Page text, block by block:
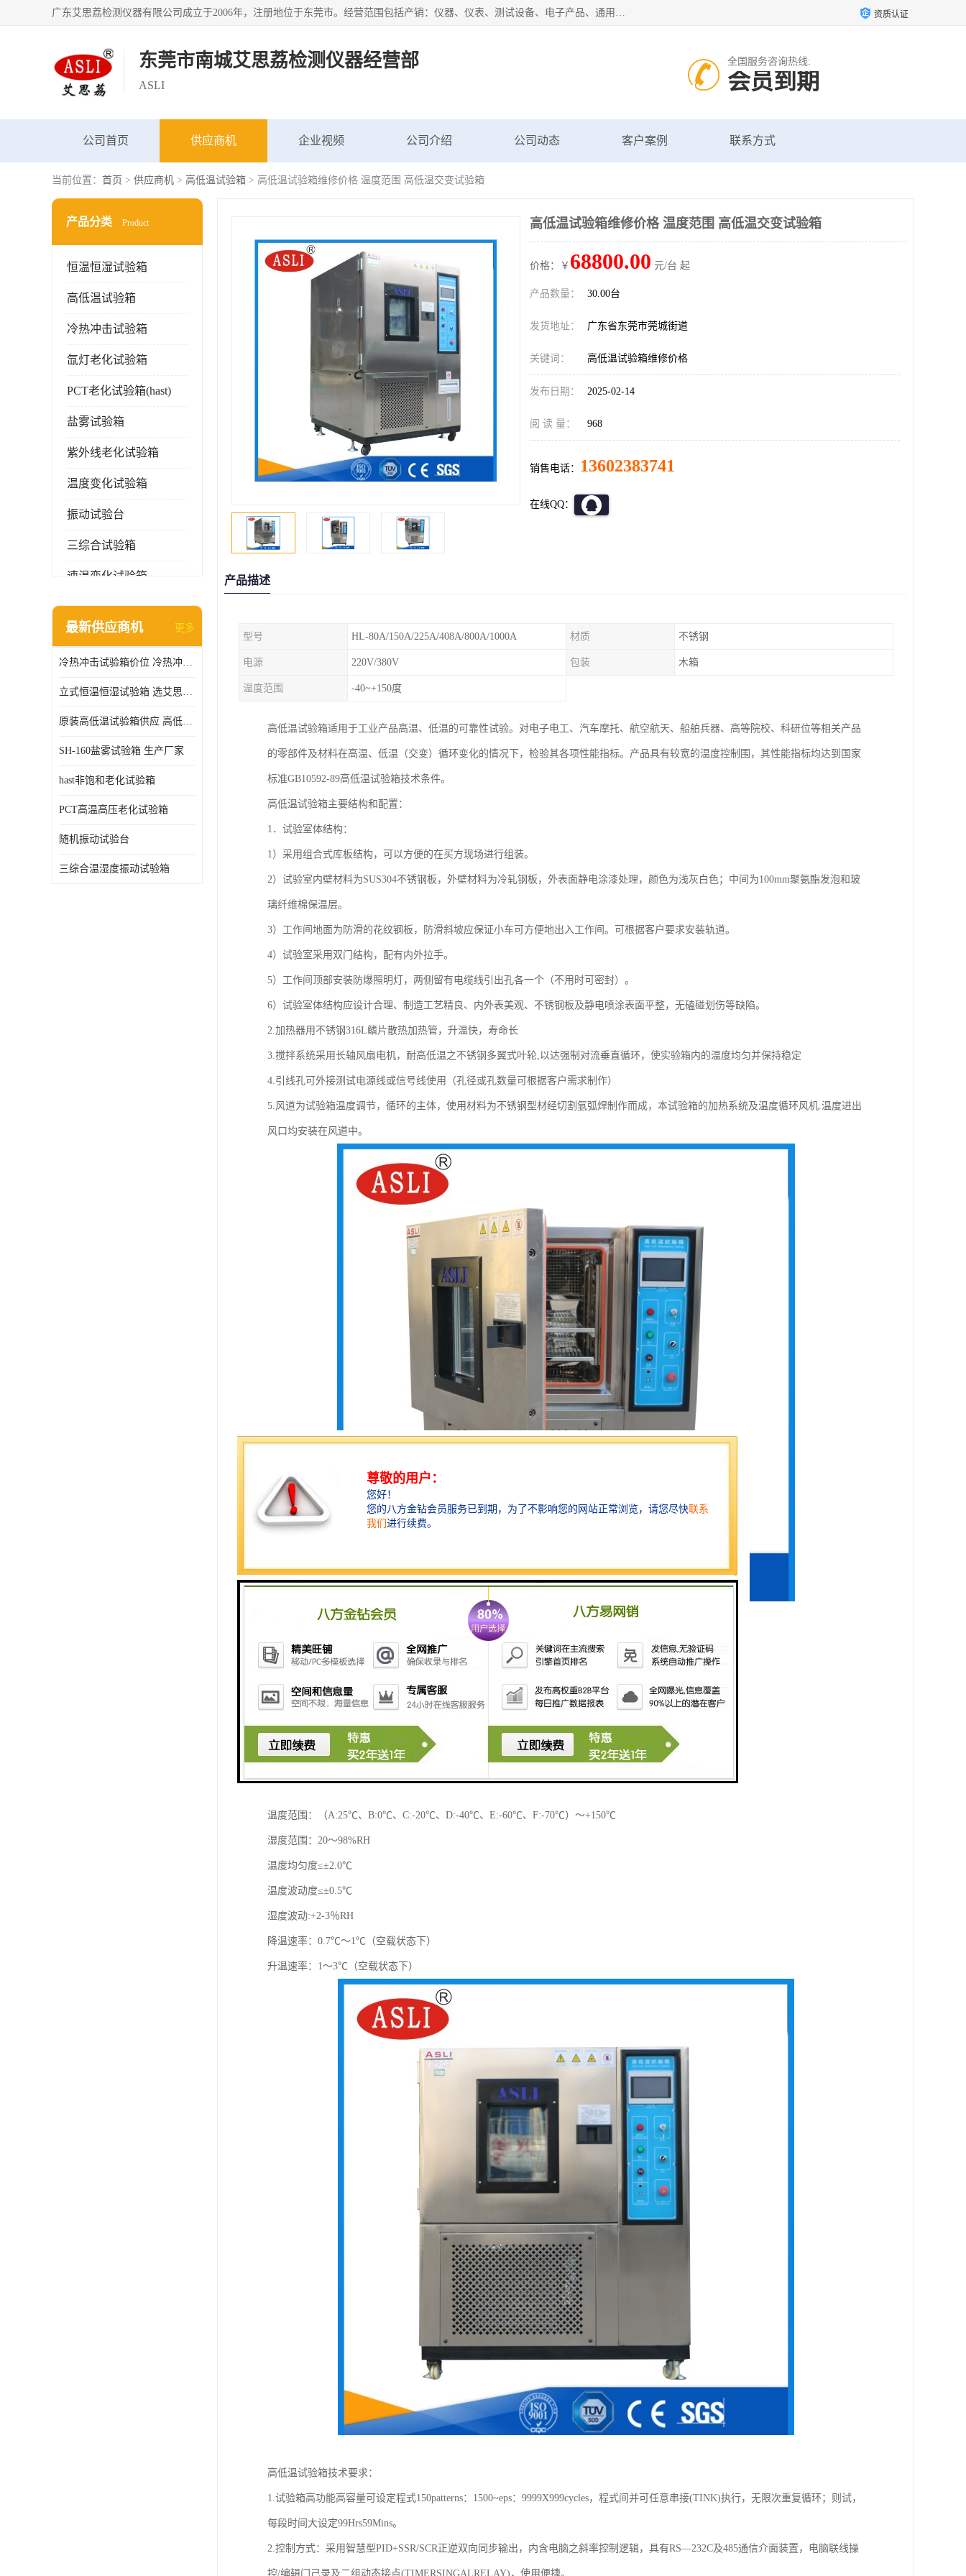
广东艾思荔检测仪器有限公司成立于2006年，注册地位于东莞市。经营范围包括产销：仪器、仪表、测试设备、电子产品、通用机械设；主要产品有： 恒温恒湿试验箱,冷热冲击试验箱,高低温试验箱,速温变化试验箱,高压加速老化试验箱,三综合试验箱,振动试验台等产品，欢迎选购。 资质认证
东莞市南城艾思荔检测仪器经营部
ASLI
全国服务咨询热线:
会员到期
公司首页 供应商机 企业视频 公司介绍 公司动态 客户案例 联系方式
当前位置： 首页 > 供应商机 > 高低温试验箱 > 高低温试验箱维修价格 温度范围 高低温交变试验箱
产品分类 Product
恒温恒湿试验箱
高低温试验箱
冷热冲击试验箱
氙灯老化试验箱
PCT老化试验箱(hast)
盐雾试验箱
紫外线老化试验箱
温度变化试验箱
振动试验台
三综合试验箱
速温变化试验箱
淋雨试验箱(沙尘)
高压加速老化试验箱
最新供应商机 更多
冷热冲击试验箱价位 冷热冲击试验设备 非标定制
立式恒温恒湿试验箱 选艾思荔厂家
原装高低温试验箱供应 高低温交变湿热试验箱
SH-160盐雾试验箱 生产厂家
hast非饱和老化试验箱
PCT高温高压老化试验箱
随机振动试验台
三综合温湿度振动试验箱
高低温试验箱维修价格 温度范围 高低温交变试验箱
价格：￥ 68800.00 元/台 起
产品数量： 30.00台
发货地址： 广东省东莞市莞城街道
关键词： 高低温试验箱维修价格
发布日期： 2025-02-14
阅 读 量： 968
销售电话： 13602383741
在线QQ：
产品描述
型号 HL-80A/150A/225A/408A/800A/1000A 材质 不锈钢
电源 220V/380V 包装 木箱
温度范围 -40~+150度
高低温试验箱适用于工业产品高温、低温的可靠性试验。对电子电工、汽车摩托、航空航天、船舶兵器、高等院校、科研位等相关产品
的零部件及材料在高温、低温（交变）循环变化的情况下，检验其各项性能指标。产品具有较宽的温度控制围，其性能指标均达到国家
标准GB10592-89高低温试验箱技术条件。
高低温试验箱主要结构和配置：
1．试验室体结构：
1）采用组合式库板结构，可以方便的在买方现场进行组装。
2）试验室内壁材料为SUS304不锈钢板，外壁材料为冷轧钢板，外表面静电涂漆处理，颜色为浅灰白色；中间为100mm聚氨酯发泡和玻
璃纤维棉保温层。
3）工作间地面为防滑的花纹钢板，防滑斜坡应保证小车可方便地出入工作间。可根据客户要求安装轨道。
4）试验室采用双门结构，配有内外拉手。
5）工作间顶部安装防爆照明灯，两侧留有电缆线引出孔各一个（不用时可密封）。
6）试验室体结构应设计合理、制造工艺精良、内外表美观、不锈钢板及静电喷涂表面平整，无磕碰划伤等缺陷。
2.加热器用不锈钢316L鳍片散热加热管，升温快，寿命长
3.搅拌系统采用长轴风扇电机，耐高低温之不锈钢多翼式叶轮,以达强制对流垂直循环，使实验箱内的温度均匀并保持稳定
4.引线孔可外接测试电源线或信号线使用（孔径或孔数量可根据客户需求制作）
5.风道为试验箱温度调节，循环的主体，使用材料为不锈钢型材经切割氩弧焊制作而成，本试验箱的加热系统及温度循环风机.温度进出
风口均安装在风道中。
型号: HL-80 尺寸:400*500*400 950*1650*950
型号: HL-150 尺寸:500*600*500 1050*1750*1050
型号: HL-408 尺寸:600*850*800 1200*1950*1350
型号: HL-800 尺寸:1000*1000*800 1600*2000*1450
温度范围：（A:25℃、B:0℃、C:-20℃、D:-40℃、E:-60℃、F:-70℃）～+150℃
湿度范围：20～98%RH
温度均匀度≤±2.0℃
温度波动度≤±0.5℃
湿度波动:+2-3％RH
降温速率：0.7℃～1℃（空载状态下）
升温速率：1～3℃（空载状态下）
高低温试验箱技术要求：
1.试验箱高功能高容量可设定程式150patterns：1500~eps：9999X999cycles，程式间并可任意串接(TINK)执行，无限次重复循环；则试，
每段时间大设定99Hrs59Mins。
2.控制方式：采用智慧型PID+SSR/SCR正逆双向同步输出，内含电脑之斜率控制逻辑，具有RS—232C及485通信介面装置，电脑联线操
控/编辑门己录及二组动态接点(TIMERSINGALRELAY)，使用便捷。